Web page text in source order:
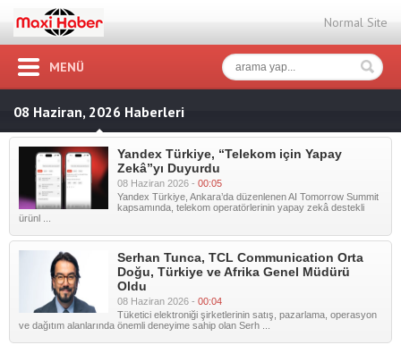
Normal Site
MENÜ
08 Haziran, 2026 Haberleri
Yandex Türkiye, “Telekom için Yapay
Zekâ”yı Duyurdu
08 Haziran 2026 - 00:05
Yandex Türkiye, Ankara’da düzenlenen AI Tomorrow Summit
kapsamında, telekom operatörlerinin yapay zekâ destekli
ürünl ...
Serhan Tunca, TCL Communication Orta
Doğu, Türkiye ve Afrika Genel Müdürü
Oldu
08 Haziran 2026 - 00:04
Tüketici elektroniği şirketlerinin satış, pazarlama, operasyon
ve dağıtım alanlarında önemli deneyime sahip olan Serh ...